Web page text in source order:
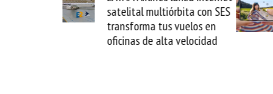
satelital multiórbita con SES
transforma tus vuelos en
oficinas de alta velocidad